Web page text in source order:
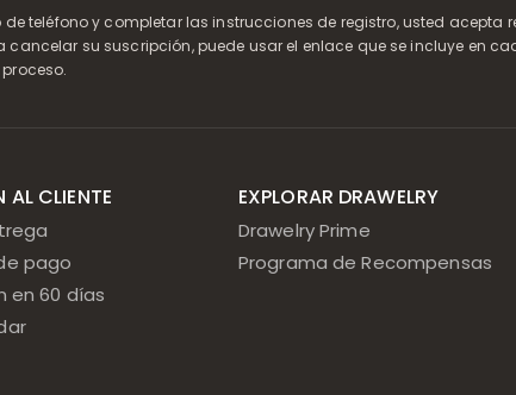
teléfono y completar las instrucciones de registro, usted acepta
cancelar su suscripción, puede usar el enlace que se incluye en
AL CLIENTE
pago
en 60 días
EXPLORAR DRAWELRY
Drawelry Prime
Programa de Recompensas